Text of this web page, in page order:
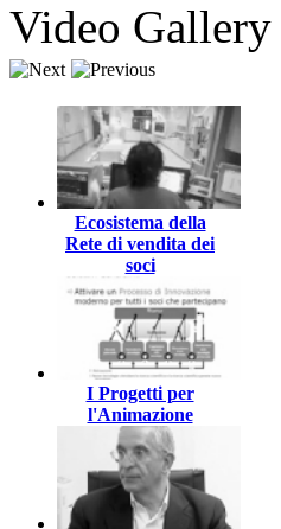
Video Gallery
Ecosistema della
Rete di vendita dei
soci
I Progetti per
l'Animazione